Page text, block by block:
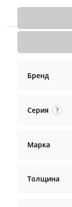
Бренд
Серия ?
Марка
Толщина